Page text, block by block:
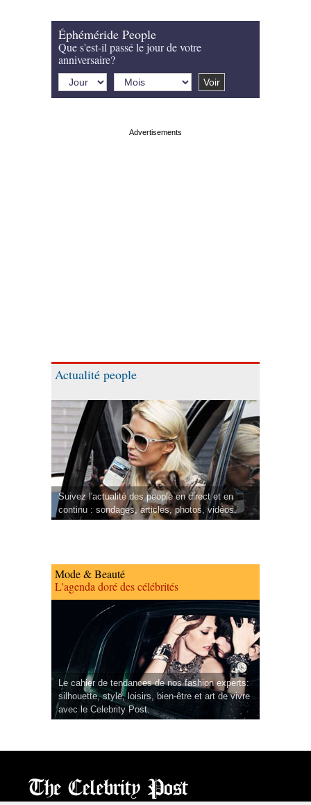
Éphéméride People
Que s'est-il passé le jour de votre
anniversaire?
Actualité people
Suivez l'actualité des people en direct et en
continu : sondages, articles, photos, vidéos.
Mode & Beauté
L'agenda doré des célébrités
Le cahier de tendances de nos fashion experts:
silhouette, style, loisirs, bien-être et art de vivre
avec le Celebrity Post.